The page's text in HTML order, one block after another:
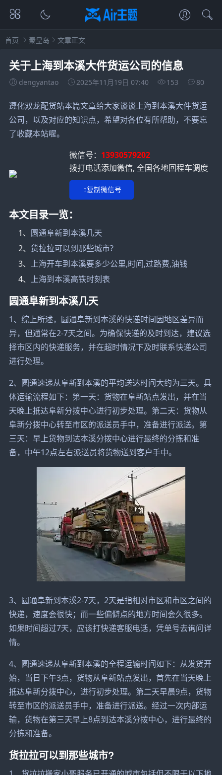
首页 秦皇岛 文章正文
关于上海到本溪大件货运公司的信息
dengyantao 2025年11月19日 07:40 153 80
遵化双龙配货站本篇文章给大家谈谈上海到本溪大件货运
公司，以及对应的知识点，希望对各位有所帮助，不要忘
了收藏本站喔。
微信号： 13930579202
拨打电话添加微信, 全国各地回程车调度
复制微信号
本文目录一览：
1、 圆通阜新到本溪几天
2、 货拉拉可以到那些城市?
3、 上海开车到本溪要多少公里,时间,过路费,油钱
4、 上海到本溪高铁时刻表
圆通阜新到本溪几天
1、综上所述，圆通阜新到本溪的快递时间因地区差异而
异，但通常在2-7天之间。为确保快递的及时到达，建议选
择市区内的快递服务，并在超时情况下及时联系快递公司
进行处理。
2、圆通速递从阜新到本溪的平均送达时间大约为三天。具
体运输流程如下：第一天：货物在阜新站点发出，并在当
天晚上抵达阜新分拨中心进行初步处理。第二天：货物从
阜新分拨中心转至市区的派送员手中，准备进行派送。第
三天：早上货物到达本溪分拨中心进行最终的分拣和准
备，中午12点左右派送员将货物送到客户手中。
3、圆通阜新到本溪2-7天，2天是指相对市区和市区之间的
快递，速度会很快；而一些偏僻点的地方时间会久很多。
如果时间超过7天，应该打快递客服电话，凭单号去询问详
情。
4、圆通速递从阜新到本溪的全程运输时间如下：从发货开
始，当日下午3点，货物从阜新站点发出，首先在当天晚上
抵达阜新分拨中心，进行初步处理。第二天早晨9点，货物
转至市区的派送员手中，准备进行派送。经过一次内部运
输，货物在第三天早上8点到达本溪分拨中心，进行最终的
分拣和准备。
货拉拉可以到那些城市?